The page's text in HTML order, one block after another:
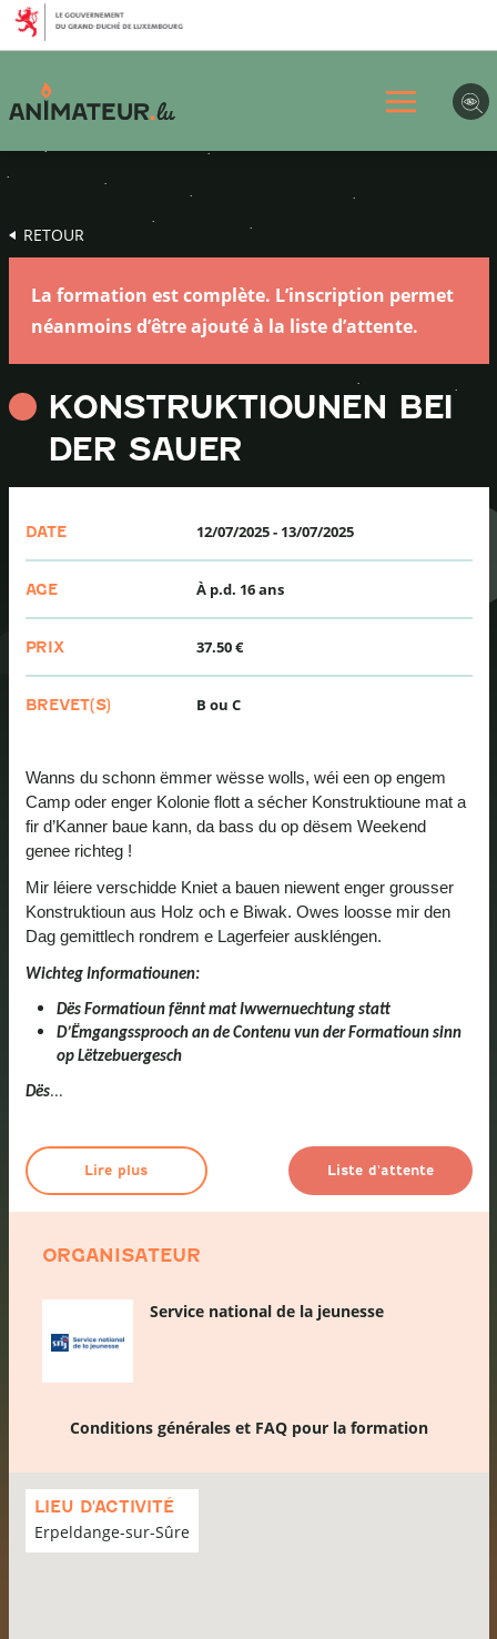
Aller
au
menu
principal
Aller
au
contenu
Aller
au
pied
page
RETOUR
La formation est complète. L’inscription permet
néanmoins d’être ajouté à la liste d’attente.
KONSTRUKTIOUNEN BEI
DER SAUER
DATE 12/07/2025- 13/07/2025
AGE À p.d. 16 ans
PRIX 37.50 €
BREVET(S) B ou C
Wanns du schonn ëmmer wësse wolls, wéi een op engem
Camp oder enger Kolonie flott a sécher Konstruktioune mat a
fir d’Kanner baue kann, da bass du op dësem Weekend
genee richteg !
Mir léiere verschidde Kniet a bauen niewent enger grousser
Konstruktioun aus Holz och e Biwak. Owes loosse mir den
Dag gemittlech rondrem e Lagerfeier auskléngen.
Wichteg Informatiounen:
Dës Formatioun fënnt mat Iwwernuechtung statt
D’Ëmgangssprooch an de Contenu vun der Formatioun sinn
op Lëtzebuergesch
Dës...
Lire plus Liste d'attente
ORGANISATEUR
Service national de la jeunesse
Conditions générales et FAQ pour la formation
LIEU D'ACTIVITÉ
Erpeldange-sur-Sûre
Passer
carte